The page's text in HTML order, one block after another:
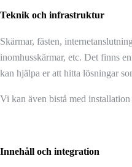
Teknik och infrastruktur
Skärmar, fästen,
inomhusskärmar, etc. Det finns
kan hjälpa er att hitta lösningar
Vi kan även bistå med
Innehåll och integration